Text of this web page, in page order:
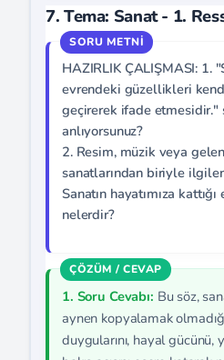
7. Tema: Sanat - 1.
HAZIRLIK ÇALIŞMASI: 1.
evrendeki güzellikleri
geçirerek ifade etmesidir."
anlıyorsunuz?
2. Resim, müzik veya
sanatlarından biriyle
Sanatın hayatımıza
nelerdir?
1. Soru Cevabı: Bu söz,
aynen kopyalamak
duygularını, hayal gücünü,